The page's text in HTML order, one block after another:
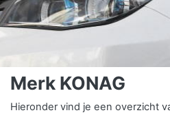
Merk KONAG
Hieronder vind je een overzicht